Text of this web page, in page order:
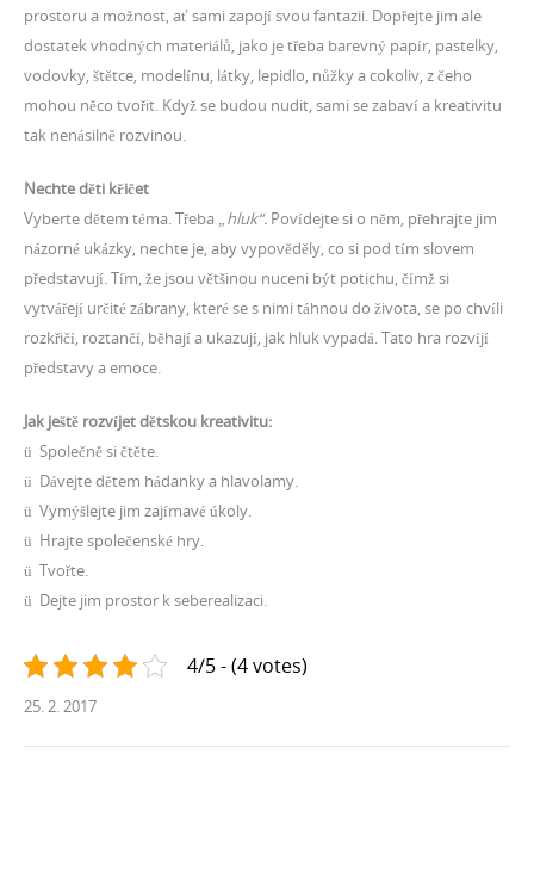
prostoru a možnost, ať sami zapojí svou fantazii. Dopřejte jim ale
dostatek vhodných materiálů, jako je třeba barevný papír, pastelky,
vodovky, štětce, modelínu, látky, lepidlo, nůžky a cokoliv, z čeho
mohou něco tvořit. Když se budou nudit, sami se zabaví a kreativitu
tak nenásilně rozvinou.
Nechte děti křičet
Vyberte dětem téma. Třeba „hluk“. Povídejte si o něm, přehrajte jim
názorné ukázky, nechte je, aby vypověděly, co si pod tím slovem
představují. Tím, že jsou většinou nuceni být potichu, čímž si
vytvářejí určité zábrany, které se s nimi táhnou do života, se po chvíli
rozkřičí, roztančí, běhají a ukazují, jak hluk vypadá. Tato hra rozvíjí
představy a emoce.
Jak ještě rozvíjet dětskou kreativitu:
ü Společně si čtěte.
ü Dávejte dětem hádanky a hlavolamy.
ü Vymýšlejte jim zajímavé úkoly.
ü Hrajte společenské hry.
ü Tvořte.
ü Dejte jim prostor k seberealizaci.
4/5 - (4 votes)
25. 2. 2017